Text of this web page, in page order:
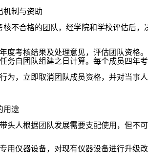
机制与资助
核不合格的团队，经学院和学校评估后
度考核结果及处理意见，评估团队资格
务自团队组建之日计算。每个成员四年
行为，立即取消团队成员资格，并对当
用途
头人根据团队发展需要支配使用，但不
用仪器设备，对现有仪器设备进行升级